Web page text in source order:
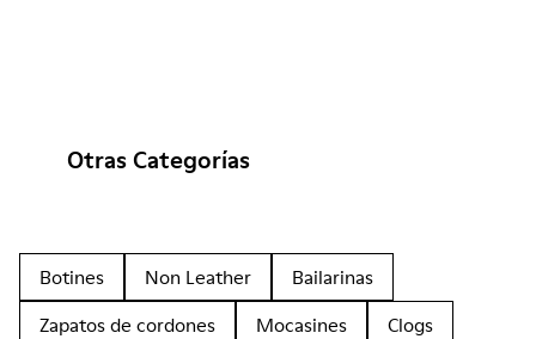
Otras Categorías
Botines Non Leather
Bailarinas
Zapatos de cordones
Mocasines
Clogs